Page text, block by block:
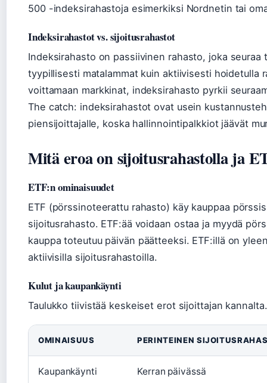
500 -indeksirahastoja esimerkiksi Nordnetin tai
Indeksirahastot vs. sijoitusrahastot
Indeksirahasto on passiivinen rahasto, joka
tyypillisesti matalammat kuin aktiivisesti hoidetulla
voittamaan markkinat, indeksirahasto pyrkii
The catch: indeksirahastot ovat usein
piensijoittajalle, koska hallinnointipalkkiot jäävät
Mitä eroa on sijoitusrahastolla ja
ETF:n ominaisuudet
ETF (pörssinoteerattu rahasto) käy kauppaa
sijoitusrahasto. ETF:ää voidaan ostaa ja myydä
kauppa toteutuu päivän päätteeksi. ETF:illä on
aktiivisilla sijoitusrahastoilla.
Kulut ja kaupankäynti
Taulukko tiivistää keskeiset erot sijoittajan kannalta.
OMINAISUUS PERINTEINEN
Kaupankäynti Kerran päivässä